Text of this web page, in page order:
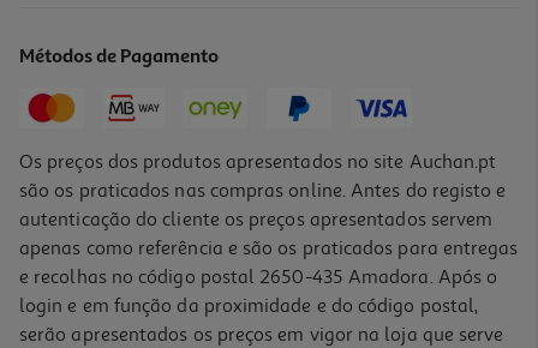
18,00 € PVP de editor
-10%
Métodos de Pagamento
Os preços dos produtos apresentados no site Auchan.pt
são os praticados nas compras online. Antes do registo e
autenticação do cliente os preços apresentados servem
apenas como referência e são os praticados para entregas
e recolhas no código postal 2650-435 Amadora. Após o
login e em função da proximidade e do código postal,
serão apresentados os preços em vigor na loja que serve